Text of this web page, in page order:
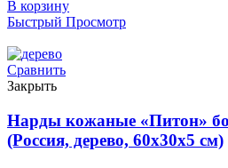
В корзину
Быстрый Просмотр
Сравнить
Закрыть
Нарды кожаные «Питон»
(Россия, дерево, 60х30х5 см)